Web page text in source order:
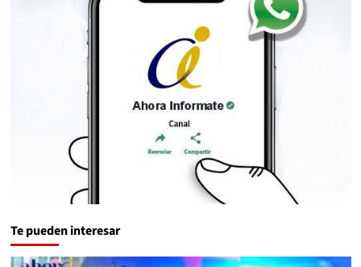
Te pueden interesar